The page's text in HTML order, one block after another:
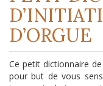
D’ORGUE
Ce petit dictionnaire
pour but de vous